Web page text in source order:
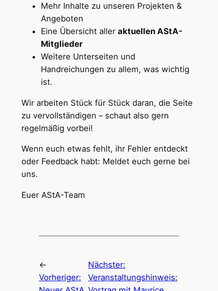
Mehr Inhalte zu unseren Projekten &
Angeboten
Eine Übersicht aller aktuellen AStA-
Mitglieder
Weitere Unterseiten und
Handreichungen zu allem, was wichtig
ist.
Wir arbeiten Stück für Stück daran, die Seite
zu vervollständigen – schaut also gern
regelmäßig vorbei!
Wenn euch etwas fehlt, ihr Fehler entdeckt
oder Feedback habt: Meldet euch gerne bei
uns.
Euer AStA-Team
←
Vorheriger:
Nächster:
Veranstaltungshinweis: